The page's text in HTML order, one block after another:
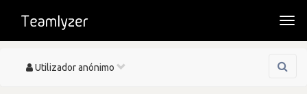
Toggle
Utilizador anónimo